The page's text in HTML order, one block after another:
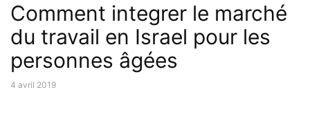
Comment integrer le marché
du travail en Israel pour les
personnes âgées
4 avril 2019